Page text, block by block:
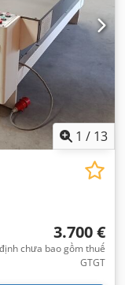
1 / 13
3.700 €
chưa bao gồm thuế
GTGT